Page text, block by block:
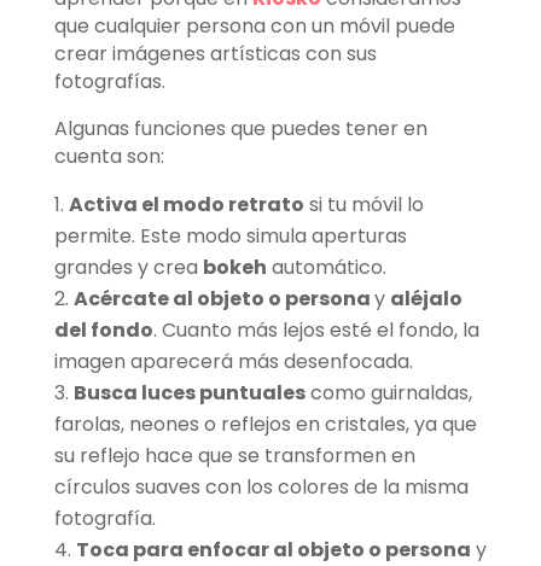
que cualquier persona con un móvil puede
crear imágenes artísticas con sus
fotografías.
Algunas funciones que puedes tener en
cuenta son:
Activa el modo retrato si tu móvil lo
permite. Este modo simula aperturas
grandes y crea bokeh automático.
Acércate al objeto o personay aléjalo
del fondo. Cuanto más lejos esté el fondo, la
imagen aparecerá más desenfocada.
Busca luces puntualescomo guirnaldas,
farolas, neones o reflejos en cristales, ya que
su reflejo hace que se transformen en
círculos suaves con los colores de la misma
fotografía.
Toca para enfocar al objeto o persona y